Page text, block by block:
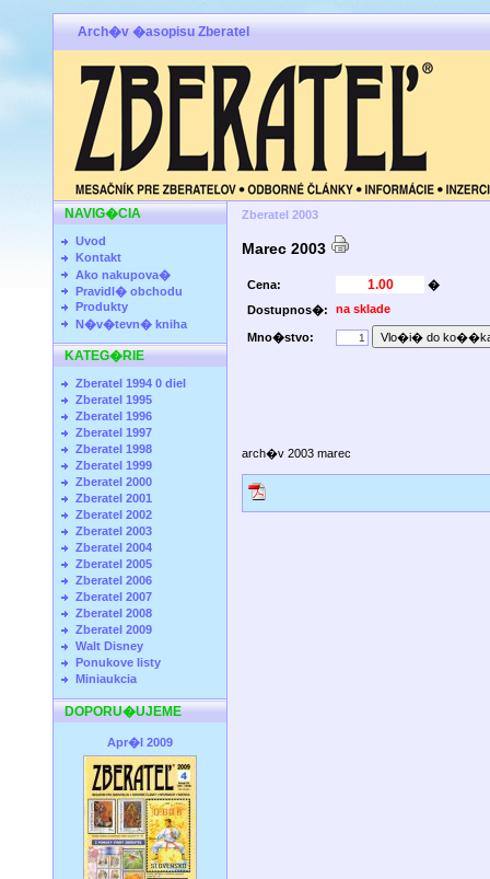
Arch�v �asopisu Zberatel
NAVIG�CIA
Uvod
Kontakt
Ako nakupova�
Pravidl� obchodu
Produkty
N�v�tevn� kniha
KATEG�RIE
Zberatel 1994 0 diel
Zberatel 1995
Zberatel 1996
Zberatel 1997
Zberatel 1998
Zberatel 1999
Zberatel 2000
Zberatel 2001
Zberatel 2002
Zberatel 2003
Zberatel 2004
Zberatel 2005
Zberatel 2006
Zberatel 2007
Zberatel 2008
Zberatel 2009
Walt Disney
Ponukove listy
Miniaukcia
DOPORU�UJEME
Apr�l 2009
Zberatel 2003
Marec 2003
Cena:
�
Dostupnos�:
na sklade
Mno�stvo:
arch�v 2003 marec